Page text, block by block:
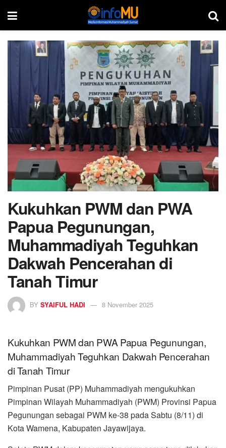
Kukuhkan PWM dan PWA
Papua Pegunungan,
Muhammadiyah Teguhkan
Dakwah Pencerahan di
Tanah Timur
BY SYAIFUL HADI 8 November 2025
Kukuhkan PWM dan PWA Papua Pegunungan,
Muhammadiyah Teguhkan Dakwah Pencerahan
di Tanah Timur
Pimpinan Pusat (PP) Muhammadiyah mengukuhkan
Pimpinan Wilayah Muhammadiyah (PWM) Provinsi Papua
Pegunungan sebagai PWM ke-38 pada Sabtu (8/11) di
Kota Wamena, Kabupaten Jayawijaya.